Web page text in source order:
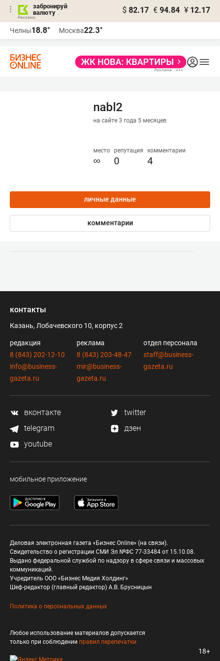
забронируй
валюту
$ 82.17 € 94.84 ¥ 12.17
Челны18.8° Москва22.3°
nabl2
на сайте 3 года 5 месяцев
место
∞
репутация
0
комментарии
4
личные данные
комментарии
контакты
Казань, Лобачевского 10, корпус 2
редакция
8 (843) 202-12-10
info@business-
gazeta.ru
реклама
8 (843) 203-48-47
mir@business-
gazeta.ru
отдел персонала
staff@business-
gazeta.ru
вконтакте
twitter
telegram
дзен
youtube
мобильное приложение
Деловая электронная газета «Бизнес Online» (на связи).
Свидетельство о регистрации СМИ Эл №ФС 77-33484 от 15.10.08.
Выдано федеральной службой по надзору в сфере связи и массовых
коммуникаций.
Учредитель ООО «Бизнес Медия Холдинг»
Шеф-редактор (главный редактор) А.В. Брусницын
Политика о персональных данных
Любое использование материалов допускается
только при соблюдении правил перепечатки
18+